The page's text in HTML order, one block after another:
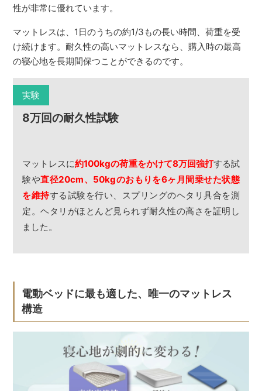
性が非常に優れています。
マットレスは、1日のうちの約1/3もの長い時間、荷重を受
け続けます。耐久性の高いマットレスなら、購入時の最高
の寝心地を長期間保つことができるのです。
実験
8万回の耐久性試験
マットレスに約100kgの荷重をかけて8万回強打する試
験や直径20cm、50kgのおもりを6ヶ月間乗せた状態
を維持する試験を行い、スプリングのヘタリ具合を測
定。ヘタリがほとんど見られず耐久性の高さを証明し
ました。
電動ベッドに最も適した、唯一のマットレス
構造